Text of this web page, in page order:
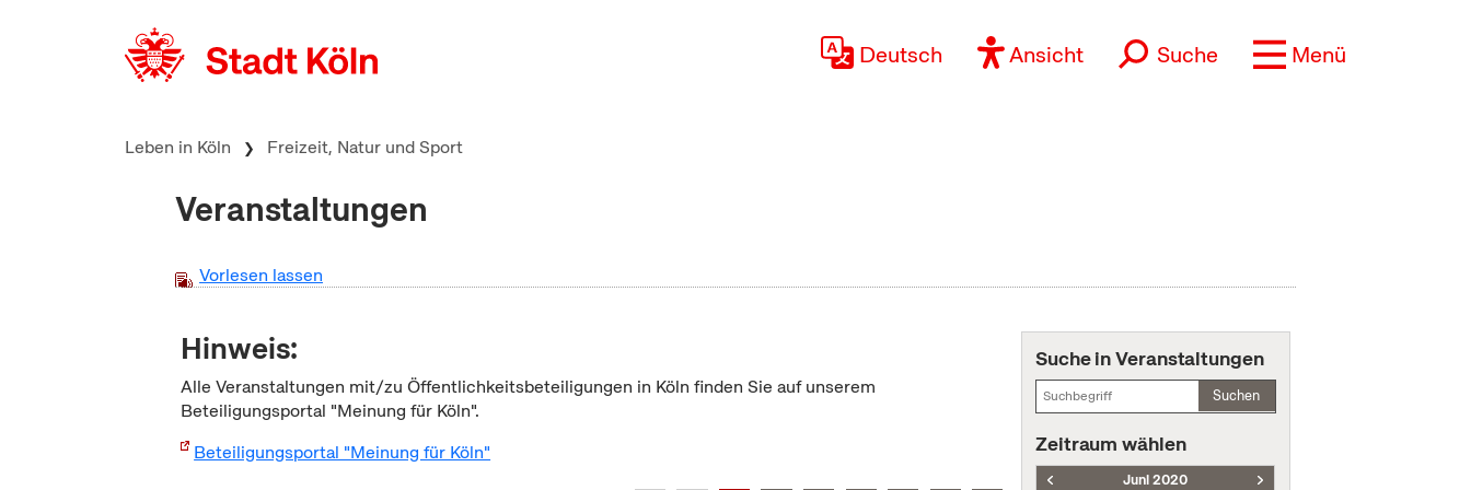
Deutsch Ansicht Suche Menü
Leben in Köln Freizeit, Natur und Sport
Veranstaltungen
Vorlesen lassen
Hinweis:
Alle Veranstaltungen mit/zu Öffentlichkeitsbeteiligungen in Köln finden Sie auf unserem
Beteiligungsportal "Meinung für Köln".
Beteiligungsportal "Meinung für Köln"
Suche in Veranstaltungen
Suchen
Zeitraum wählen
Juni 2020